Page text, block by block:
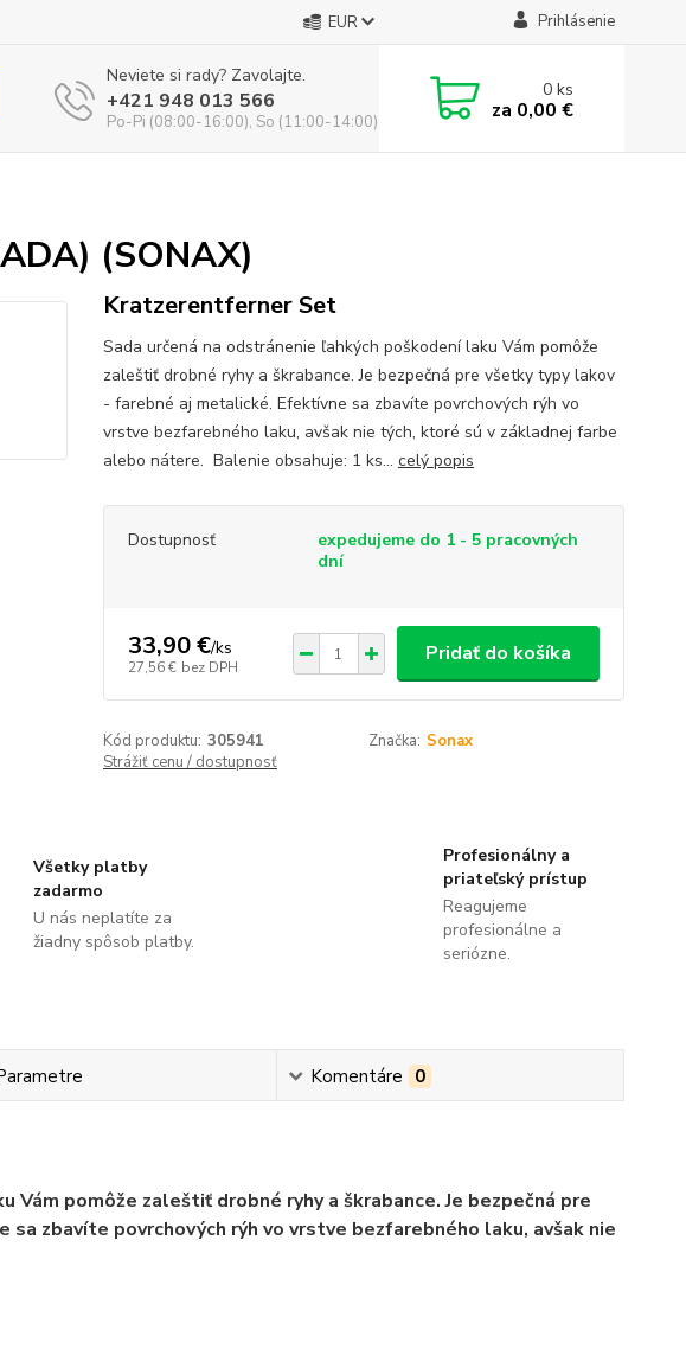
EUR Prihlásenie
Neviete si rady? Zavolajte.
+421 948 013 566
Po-Pi (08:00-16:00), So (11:00-14:00)
0ks
za 0,00 €
(SONAX)
Kratzerentferner Set
Sada určená na odstránenie ľahkých poškodení laku Vám pomôže
zaleštiť drobné ryhy a škrabance. Je bezpečná pre všetky typy lakov
- farebné aj metalické. Efektívne sa zbavíte povrchových rýh vo
vrstve bezfarebného laku, avšak nie tých, ktoré sú v základnej farbe
alebo nátere. Balenie obsahuje: 1 ks... celý popis
Dostupnosť
expedujeme do 1 - 5 pracovných
dní
33,90 €/ks
27,56 € bez DPH
Pridať do košíka
Kód produktu: 305941 Značka: Sonax
Strážiť cenu / dostupnosť
Všetky platby
zadarmo
U nás neplatíte za
žiadny spôsob platby.
Profesionálny a
priateľský prístup
Reagujeme
profesionálne a
seriózne.
Komentáre 0
Vám pomôže zaleštiť drobné ryhy a škrabance. Je bezpečná pre
zbavíte povrchových rýh vo vrstve bezfarebného laku, avšak nie